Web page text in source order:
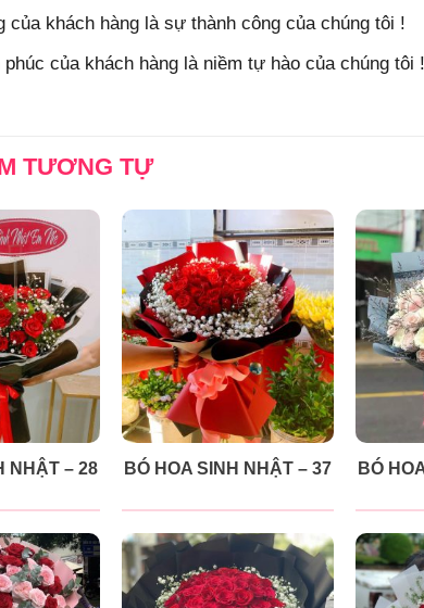
của khách hàng là sự thành công của chúng tôi !
phúc của khách hàng là niềm tự hào của chúng tôi !
TƯƠNG TỰ
NHẬT – 28 BÓ HOA SINH NHẬT – 37 BÓ